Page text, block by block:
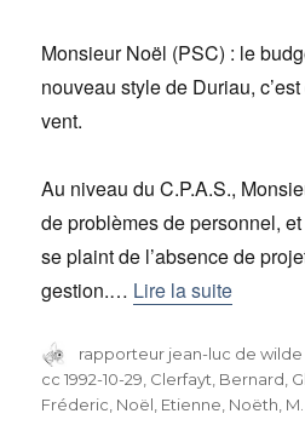
Monsieur Noël (PSC) : le
nouveau style de Duriau,
vent.
Au niveau du C.P.A.S.,
de problè­mes de personnel,
se plaint de l’ab­sence de
gestion.… Lire la suite
Auteur
rapporteur jean-luc de wilde
cc 1992-10-29 Clerfayt, Bernard
Fréderic Noël, Etienne Noëth, M.